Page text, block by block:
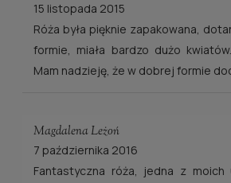
15 listopada 2015
Róża była pięknie zapakowana,
formie, miała bardzo dużo
Mam nadzieję, że w dobrej formie
Magdalena Leżoń
7 października 2016
Fantastyczna róża, jedna z moich